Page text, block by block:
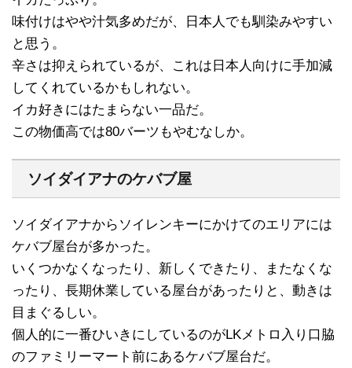
味付けはやや汁気多めだが、日本人でも馴染みやすい
と思う。
辛さは抑えられているが、これは日本人向けに手加減
してくれているかもしれない。
イカ好きにはたまらない一品だ。
この物価高では80バーツもやむなしか。
ソイダイアナのケバブ屋
ソイダイアナからソイレンキーにかけてのエリアには
ケバブ屋台が多かった。
いくつかなくなったり、新しくできたり、またなくな
ったり、長期休業している屋台があったりと、動きは
目まぐるしい。
個人的に一番ひいきにしているのがLKメトロ入り口脇
のファミリーマート前にあるケバブ屋台だ。